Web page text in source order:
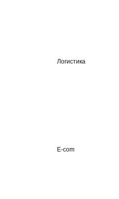
Логистика
E-com